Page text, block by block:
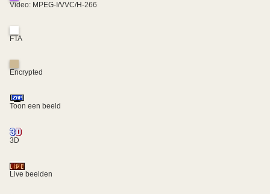
Video: MPEG-I/VVC/H-266
FTA
Encrypted
Toon een beeld
3D
Live beelden